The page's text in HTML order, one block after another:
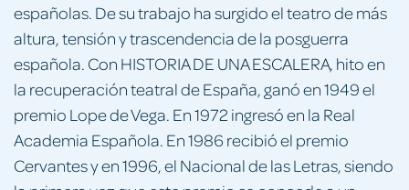
españolas. De su trabajo ha surgido el teatro de más
altura, tensión y trascendencia de la posguerra
española. Con HISTORIA DE UNA ESCALERA, hito en
la recuperación teatral de España, ganó en 1949 el
premio Lope de Vega. En 1972 ingresó en la Real
Academia Española. En 1986 recibió el premio
Cervantes y en 1996, el Nacional de las Letras, siendo